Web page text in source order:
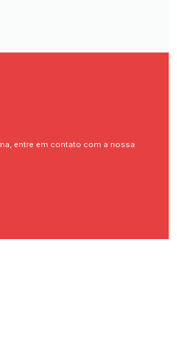
entre em contato com a nossa